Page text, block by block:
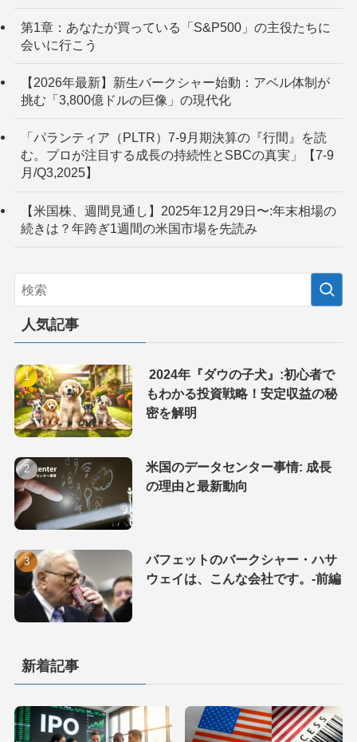
第1章：あなたが買っている「S&P500」の主役たちに
会いに行こう
【2026年最新】新生バークシャー始動：アベル体制が
挑む「3,800億ドルの巨像」の現代化
「パランティア（PLTR）7-9月期決算の『行間』を読
む。プロが注目する成長の持続性とSBCの真実」【7-9
月/Q3,2025】
【米国株、週間見通し】2025年12月29日〜:年末相場の
続きは？年跨ぎ1週間の米国市場を先読み
人気記事
2024年『ダウの子犬』:初心者で
もわかる投資戦略！安定収益の秘
密を解明
米国のデータセンター事情: 成長
の理由と最新動向
バフェットのバークシャー・ハサ
ウェイは、こんな会社です。-前編
新着記事